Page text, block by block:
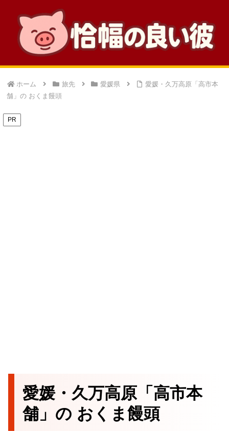
ホーム 旅先 愛媛県
愛媛・久万高原「高市本
舗」の おくま饅頭
PR
愛媛・久万高原「高市本
舗」の おくま饅頭